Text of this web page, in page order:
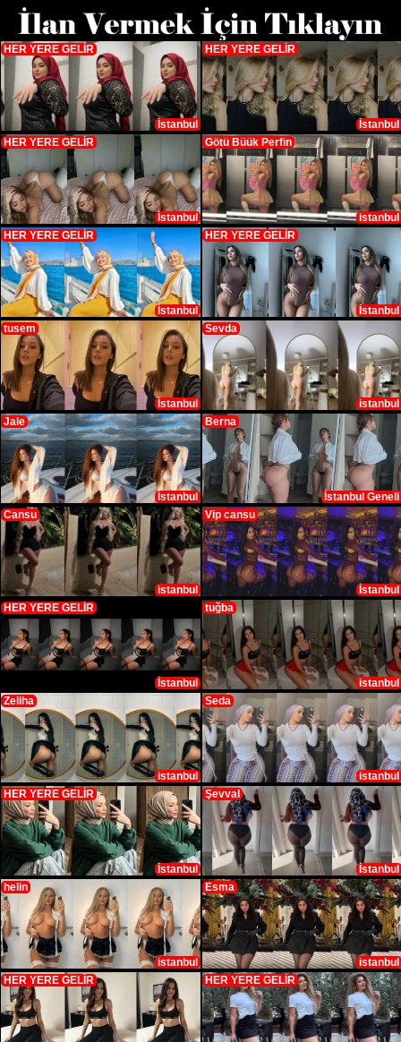
HER YERE GELİR
İstanbul
HER YERE GELİR
İstanbul
HER YERE GELİR
İstanbul
Götü Büük Perfin
istanbul
HER YERE GELİR
İstanbul
HER YERE GELİR
İstanbul
tusem
İstanbul
Sevda
istanbul
Jale
İstanbul
Berna
İstanbul Geneli
Cansu
istanbul
Vip cansu
İstanbul
HER YERE GELİR
İstanbul
tuğba
istanbul
Zeliha
istanbul
Seda
istanbul
HER YERE GELİR
İstanbul
Şevval
İstanbul
helin
istanbul
Esma
istanbul
HER YERE GELİR
HER YERE GELİR